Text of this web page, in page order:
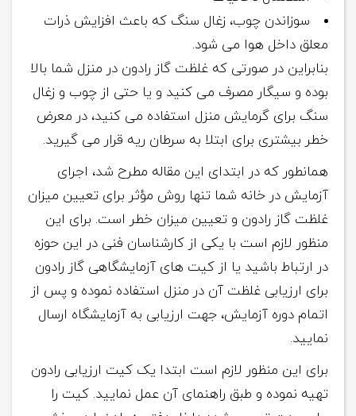
سوزاندن چوب، زغال سنگ که باعث افزایش ذرات
معلق داخل هوا می شود.
بنابراین در صورتی که غلظت گاز رادون در منزل شما بالا
بوده و سیگار مصرف می کنید و یا حتی از چوب و زغال
سنگ برای گرمایش منزل استفاده می کنید، در معرض
خطر بیشتری برای ابتلا به سرطان ریه قرار می گیرید.
همانطور که در ابتدای این مقاله مطرح شد، اجرای
آزمایش در خانه شما تنها روش مؤثر برای تعیین میزان
غلظت گاز رادون و تعیین میزان خطر است. برای این
منظور لازم است با یکی از کارشناسان فنی در این حوزه
در ارتباط باشید یا از کیت های آزمایشگاهی گاز رادون
برای ارزیابی غلظت آن در منزل استفاده نموده و پس از
اتمام دوره آزمایش، جهت ارزیابی به آزمایشگاه ارسال
نمایید.
برای این منظور لازم است ابتدا یک کیت ارزیابی رادون
تهیه نموده و طبق راهنمای آن عمل نمایید. کیت را